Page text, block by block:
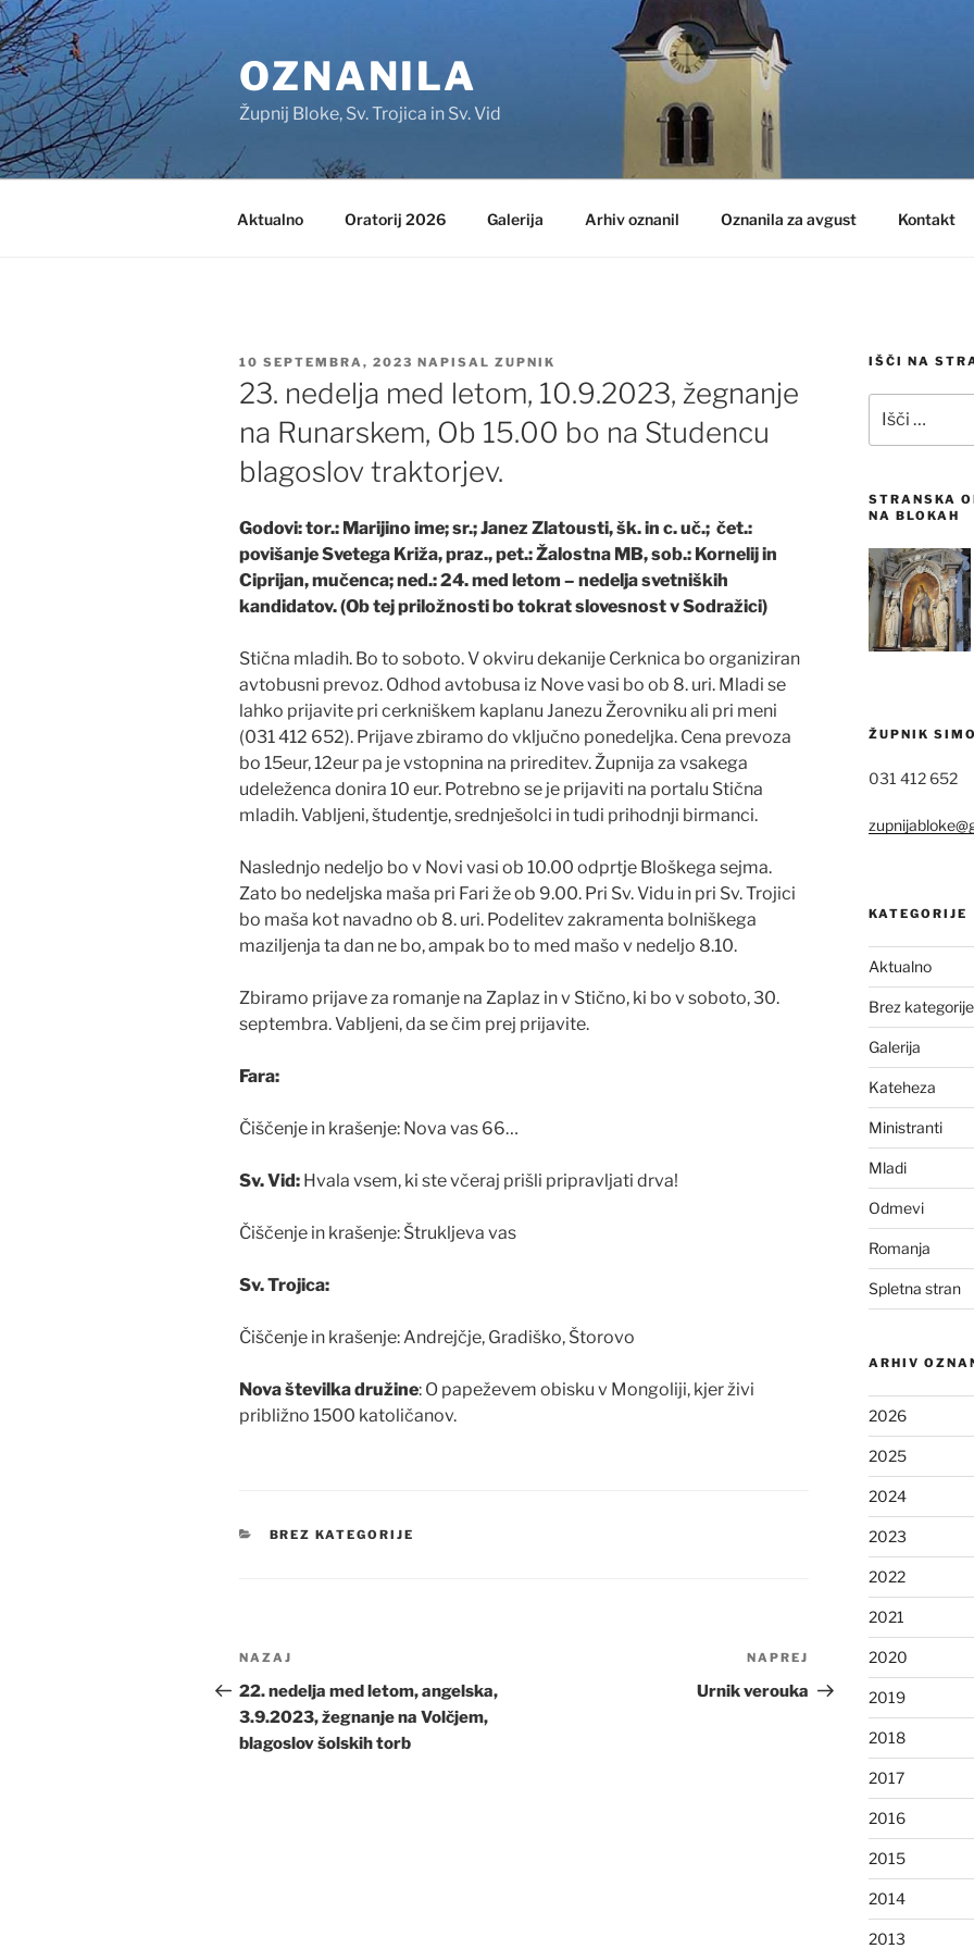
Skoči
na
vsebino
OZNANILA
Župnij Bloke, Sv. Trojica in Sv. Vid
Aktualno Oratorij 2026 Galerija Arhiv oznanil Oznanila za avgust Kontakt
OBJAVLJENO
DNE
10 SEPTEMBRA, 2023 NAPISAL ZUPNIK
23. nedelja med letom, 10.9.2023, žegnanje
na Runarskem, Ob 15.00 bo na Studencu
blagoslov traktorjev.
Godovi: tor.: Marijino ime; sr.; Janez Zlatousti, šk. in c. uč.; čet.:
povišanje Svetega Križa, praz., pet.: Žalostna MB, sob.: Kornelij in
Ciprijan, mučenca; ned.: 24. med letom – nedelja svetniških
kandidatov. (Ob tej priložnosti bo tokrat slovesnost v Sodražici)
Stična mladih. Bo to soboto. V okviru dekanije Cerknica bo organiziran
avtobusni prevoz. Odhod avtobusa iz Nove vasi bo ob 8. uri. Mladi se
lahko prijavite pri cerkniškem kaplanu Janezu Žerovniku ali pri meni
(031 412 652). Prijave zbiramo do vključno ponedeljka. Cena prevoza
bo 15eur, 12eur pa je vstopnina na prireditev. Župnija za vsakega
udeleženca donira 10 eur. Potrebno se je prijaviti na portalu Stična
mladih. Vabljeni, študentje, srednješolci in tudi prihodnji birmanci.
Naslednjo nedeljo bo v Novi vasi ob 10.00 odprtje Bloškega sejma.
Zato bo nedeljska maša pri Fari že ob 9.00. Pri Sv. Vidu in pri Sv. Trojici
bo maša kot navadno ob 8. uri. Podelitev zakramenta bolniškega
maziljenja ta dan ne bo, ampak bo to med mašo v nedeljo 8.10.
Zbiramo prijave za romanje na Zaplaz in v Stično, ki bo v soboto, 30.
septembra. Vabljeni, da se čim prej prijavite.
Fara:
Čiščenje in krašenje: Nova vas 66…
Sv. Vid: Hvala vsem, ki ste včeraj prišli pripravljati drva!
Čiščenje in krašenje: Štrukljeva vas
Sv. Trojica:
Čiščenje in krašenje: Andrejčje, Gradiško, Štorovo
Nova številka družine: O papeževem obisku v Mongoliji, kjer živi
približno 1500 katoličanov.
KATEGORIJE
BREZ KATEGORIJE
Navigacija
prispevka
Prejšnji
prispevek
NAZAJ
22. nedelja med letom, angelska,
3.9.2023, žegnanje na Volčjem,
blagoslov šolskih torb
Naslednji
prispevek
NAPREJ
Urnik verouka
IŠČI NA
STRANSKA
NA BLOKAH
ŽUPNIK
031 412 652
KATEGORIJE
Aktualno
Brez kategorije
Galerija
Kateheza
Ministranti
Mladi
Odmevi
Romanja
Spletna stran
ARHIV
2026
2025
2024
2023
2022
2021
2020
2019
2018
2017
2016
2015
2014
2013